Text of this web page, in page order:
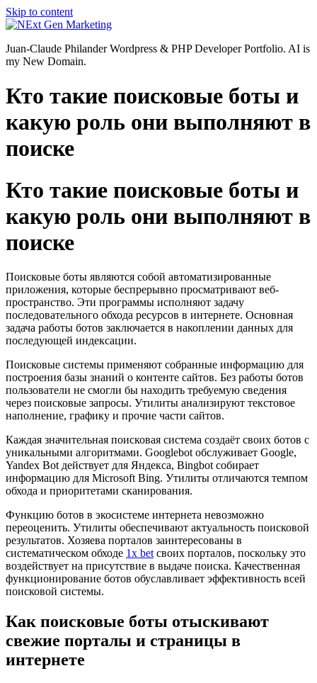
Skip to content
Juan-Claude Philander Wordpress & PHP Developer Portfolio. AI is
my New Domain.
Кто такие поисковые боты и
какую роль они выполняют в
поиске
Кто такие поисковые боты и
какую роль они выполняют в
поиске
Поисковые боты являются собой автоматизированные
приложения, которые беспрерывно просматривают веб-
пространство. Эти программы исполняют задачу
последовательного обхода ресурсов в интернете. Основная
задача работы ботов заключается в накоплении данных для
последующей индексации.
Поисковые системы применяют собранные информацию для
построения базы знаний о контенте сайтов. Без работы ботов
пользователи не смогли бы находить требуемую сведения
через поисковые запросы. Утилиты анализируют текстовое
наполнение, графику и прочие части сайтов.
Каждая значительная поисковая система создаёт своих ботов с
уникальными алгоритмами. Googlebot обслуживает Google,
Yandex Bot действует для Яндекса, Bingbot собирает
информацию для Microsoft Bing. Утилиты отличаются темпом
обхода и приоритетами сканирования.
Функцию ботов в экосистеме интернета невозможно
переоценить. Утилиты обеспечивают актуальность поисковой
результатов. Хозяева порталов заинтересованы в
систематическом обходе 1x bet своих порталов, поскольку это
воздействует на присутствие в выдаче поиска. Качественная
функционирование ботов обуславливает эффективность всей
поисковой системы.
Как поисковые боты отыскивают
свежие порталы и страницы в
интернете